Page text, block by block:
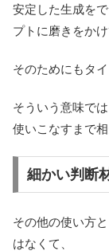
安定した生成を
プトに磨きをかけ
そのためにもタ
そういう意味で
使いこなすまで
細かい判断
その他の使い方
はなくて、